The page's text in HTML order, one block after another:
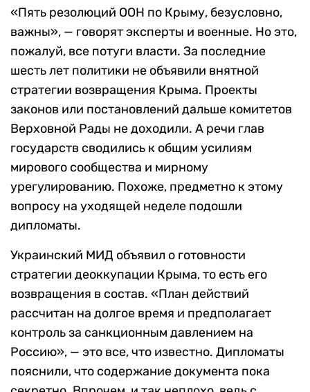
«Пять резолюций ООН по Крыму, безусловно,
важны», — говорят эксперты и военные. Но это,
пожалуй, все потуги власти. За последние
шесть лет политики не объявили внятной
стратегии возвращения Крыма. Проекты
законов или постановлений дальше комитетов
Верховной Рады не доходили. А речи глав
государств сводились к общим усилиям
мирового сообщества и мирному
урегулированию. Похоже, предметно к этому
вопросу на уходящей неделе подошли
дипломаты.
Украинский МИД объявил о готовности
стратегии деоккупации Крыма, то есть его
возвращения в состав. «План действий
рассчитан на долгое время и предполагает
контроль за санкционным давлением на
Россию», — это все, что известно. Дипломаты
пояснили, что содержание документа пока